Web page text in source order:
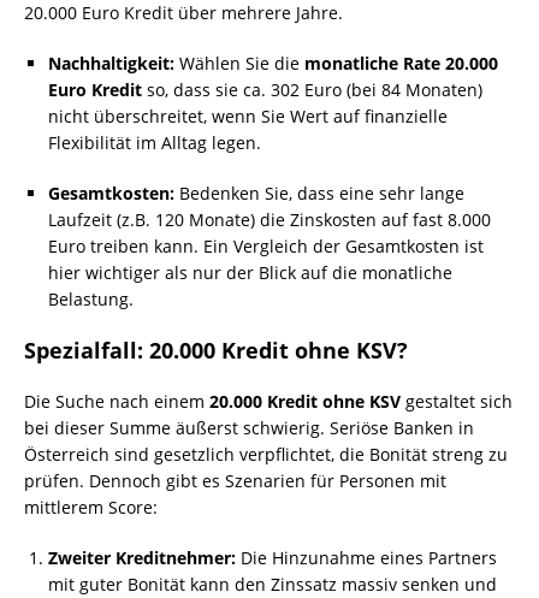
20.000 Euro Kredit über mehrere Jahre.
Nachhaltigkeit: Wählen Sie die monatliche Rate 20.000
Euro Kredit so, dass sie ca. 302 Euro (bei 84 Monaten)
nicht überschreitet, wenn Sie Wert auf finanzielle
Flexibilität im Alltag legen.
Gesamtkosten: Bedenken Sie, dass eine sehr lange
Laufzeit (z.B. 120 Monate) die Zinskosten auf fast 8.000
Euro treiben kann. Ein Vergleich der Gesamtkosten ist
hier wichtiger als nur der Blick auf die monatliche
Belastung.
Spezialfall: 20.000 Kredit ohne KSV?
Die Suche nach einem 20.000 Kredit ohne KSV gestaltet sich
bei dieser Summe äußerst schwierig. Seriöse Banken in
Österreich sind gesetzlich verpflichtet, die Bonität streng zu
prüfen. Dennoch gibt es Szenarien für Personen mit
mittlerem Score:
Zweiter Kreditnehmer: Die Hinzunahme eines Partners
mit guter Bonität kann den Zinssatz massiv senken und